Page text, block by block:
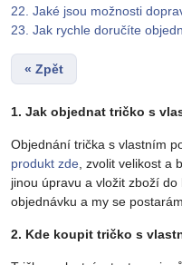
22. Jaké jsou možnosti
23. Jak rychle doručíte
« Zpět
1. Jak objednat tričko s
Objednání trička s vlastním
produkt zde , zvolit velikost
jinou úpravu a vložit zboží
objednávku a my se
2. Kde koupit tričko s